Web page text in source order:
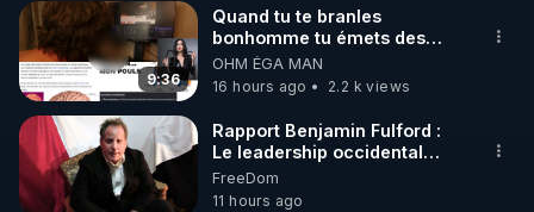
Toutes les vidéos Youtube sont aussi sur la
http://rgnr.li/odysee
🌱 LES STAGES EN PRÉSENTIEL
http://rgnr.li/stages
9:36
Quand tu te branles
bonhomme tu émets des
ondes ils ont juste omis de
t'expliquer
OHM ÉGA MAN
16 hours ago
2.2 k views
Rapport Benjamin Fulford :
Le leadership occidental
dysfonctionnel s’enfonce
dans une spirale infernale
FreeDom
11 hours ago